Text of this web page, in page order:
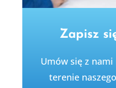
Zapisz
Umów się z
terenie